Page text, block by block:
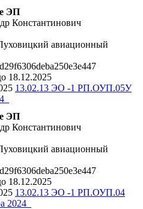
ЭП
Константинович
авиационный
18.12.2025
13.02.13 ЭО -1 РП.ОУП.05У
ЭП
Константинович
авиационный
18.12.2025
13.02.13 ЭО -1 РП.ОУП.04
2024_